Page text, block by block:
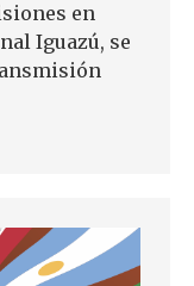
en
Iguazú, se